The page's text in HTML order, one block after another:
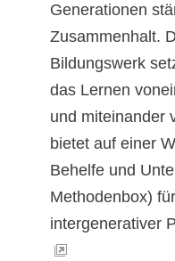
Generationen
Zusammenhalt.
Bildungswerk
das Lernen
und miteinander
bietet auf einer
Behelfe und
Methodenbox)
intergenerativer